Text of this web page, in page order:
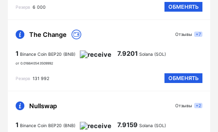
Резерв 6 000 ОБМЕНЯТЬ
The Change
1 Binance Coin BEP20 (BNB)
от 0.016640543509992
7.9201 Solana (SOL)
Резерв 131 992 ОБМЕНЯТЬ
Отзывы +7
Nullswap
1 Binance Coin BEP20 (BNB) 7.9159 Solana (SOL)
Отзывы +2